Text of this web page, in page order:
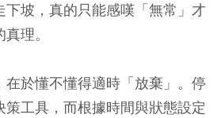
下坡，真的只能感嘆「無常」才
理。
於懂不懂得適時「放棄」。停
工具，而根據時間與狀態設定